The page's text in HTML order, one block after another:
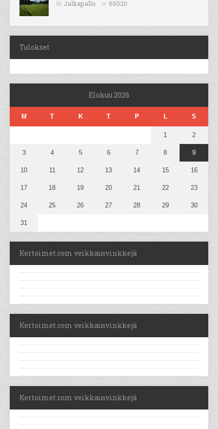
Jalkapallo 65020
Tulokset
Elokuu 2026
M T K T P L S
1 2
3 4 5 6 7 8 9
10 11 12 13 14 15 16
17 18 19 20 21 22 23
24 25 26 27 28 29 30
31
Kertoimet.com veikkausvinkkejä
Kertoimet.com veikkausvinkkejä
Kertoimet.com veikkausvinkkejä